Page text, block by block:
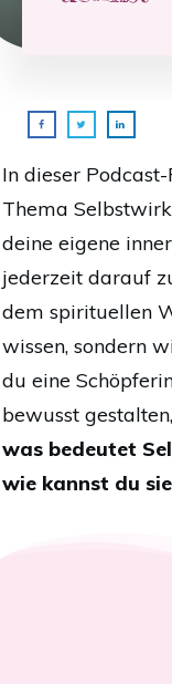
In dieser
Thema
deine eigene
jederzeit darauf
dem spirituellen
wissen, sondern
du eine
bewusst
was bedeutet
wie kannst du